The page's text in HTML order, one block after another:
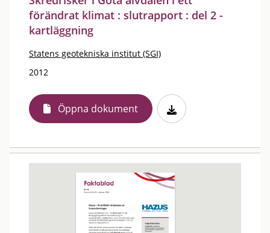
förändrat klimat : slutrapport : del 2 -
kartläggning
Statens geotekniska institut (SGI)
2012
Öppna dokument